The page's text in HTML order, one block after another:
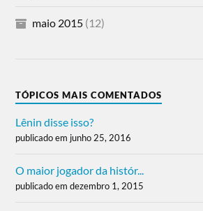
maio 2015 (12)
TÓPICOS MAIS COMENTADOS
Lênin disse isso?
publicado em junho 25, 2016
O maior jogador da histór...
publicado em dezembro 1, 2015